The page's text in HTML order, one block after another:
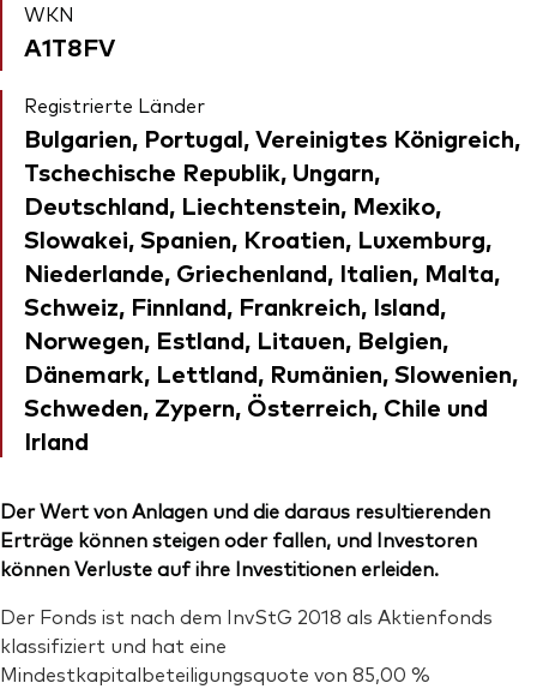
WKN
A1T8FV
Registrierte Länder
Bulgarien, Portugal, Vereinigtes Königreich,
Tschechische Republik, Ungarn,
Deutschland, Liechtenstein, Mexiko,
Slowakei, Spanien, Kroatien, Luxemburg,
Niederlande, Griechenland, Italien, Malta,
Schweiz, Finnland, Frankreich, Island,
Norwegen, Estland, Litauen, Belgien,
Dänemark, Lettland, Rumänien, Slowenien,
Schweden, Zypern, Österreich, Chile und
Irland
Der Wert von Anlagen und die daraus resultierenden
Erträge können steigen oder fallen, und Investoren
können Verluste auf ihre Investitionen erleiden.
Der Fonds ist nach dem InvStG 2018 als Aktienfonds
klassifiziert und hat eine
Mindestkapitalbeteiligungsquote von 85,00 %